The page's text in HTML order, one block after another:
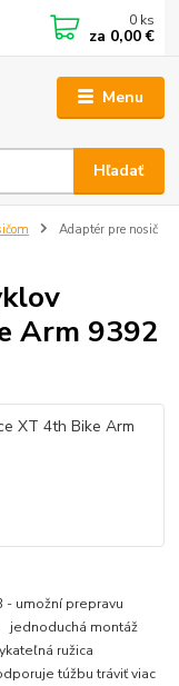
Menu
Hľadať
0 ks
za 0,00 €
Adaptér pre nosič
Arm 9392
- umožní prepravu
jednoduchá montáž
ružica
túžbu tráviť viac